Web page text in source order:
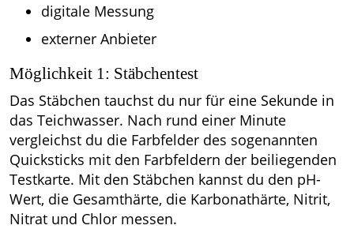
digitale Messung
externer Anbieter
Möglichkeit 1: Stäbchentest
Das Stäbchen tauchst du nur für eine Sekunde in
das Teichwasser. Nach rund einer Minute
vergleichst du die Farbfelder des sogenannten
Quicksticks mit den Farbfeldern der beiliegenden
Testkarte. Mit den Stäbchen kannst du den pH-
Wert, die Gesamthärte, die Karbonathärte, Nitrit,
Nitrat und Chlor messen.